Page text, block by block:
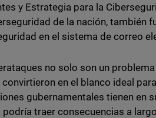
y Estrategia para la
de la nación, también
en el sistema de correo
no solo son un
en el blanco ideal
gubernamentales tienen en
traer consecuencias a